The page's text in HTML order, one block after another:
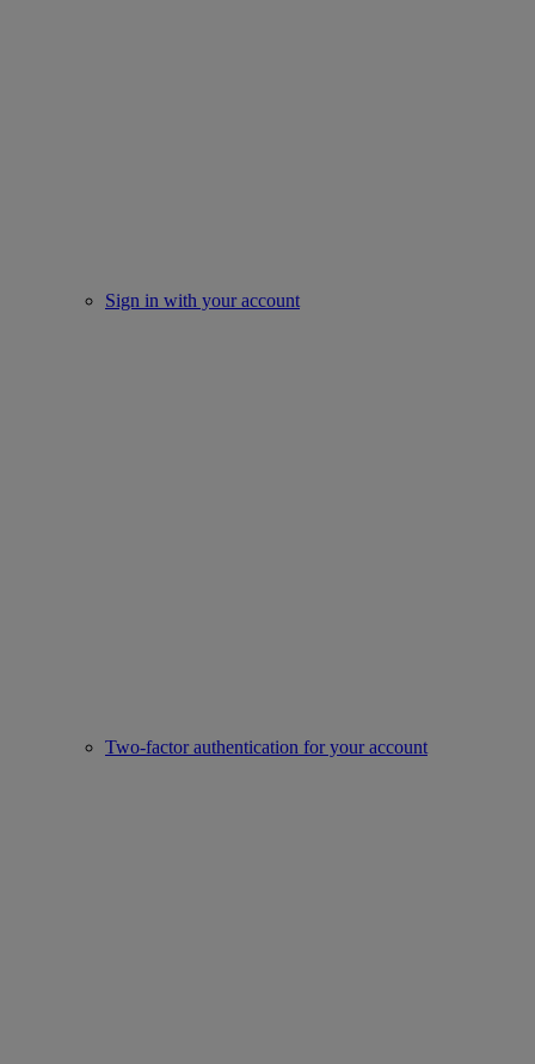
Sign in with your account
Two-factor authentication for your account